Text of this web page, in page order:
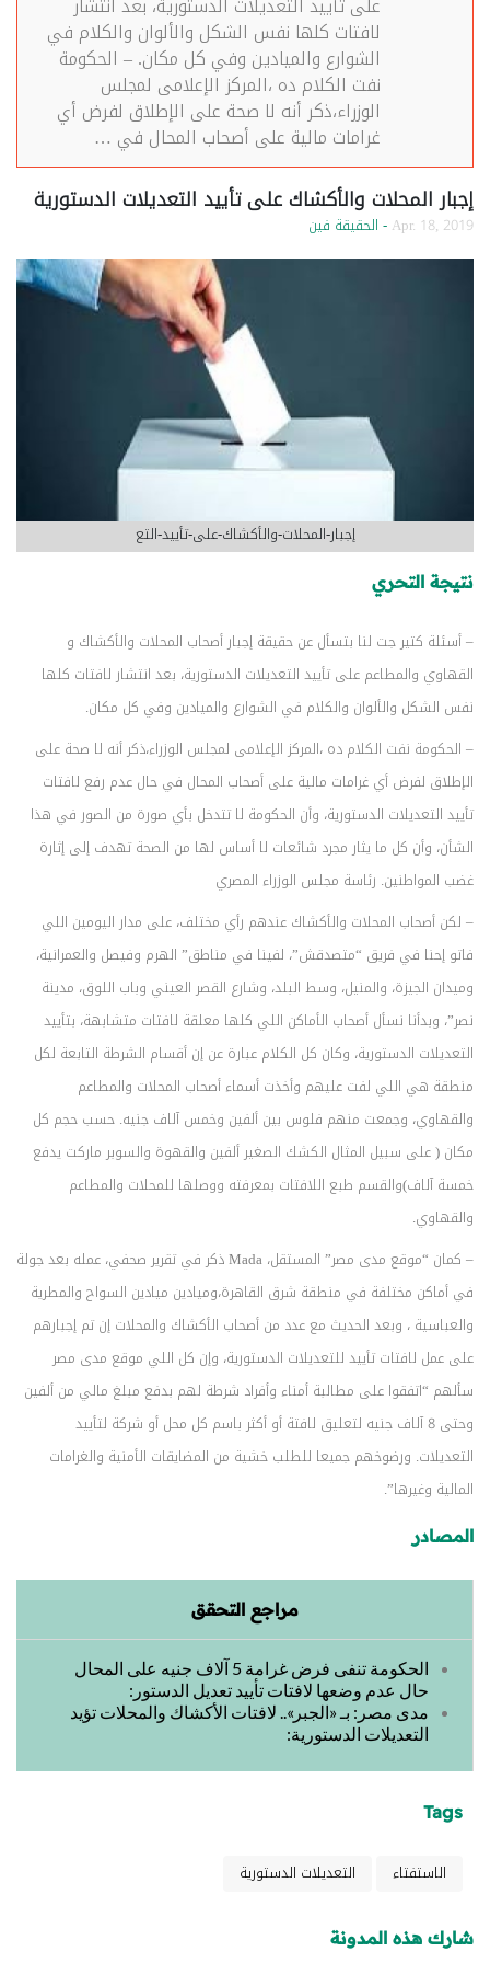
لافتات كلها نفس الشكل والألوان والكلام في
الشوارع والميادين وفي كل مكان. – الحكومة
نفت الكلام ده ،المركز الإعلامى لمجلس
الوزراء،ذكر أنه لا صحة على الإطلاق لفرض أي
غرامات مالية على أصحاب المحال في …
إجبار المحلات والأكشاك على تأييد التعديلات الدستورية
Apr. 18, 2019 - الحقيقة فين
إجبار-المحلات-والأكشاك-على-تأييد-التع
نتيجة التحري
– أسئلة كتير جت لنا بتسأل عن حقيقة إجبار أصحاب المحلات والأكشاك و
القهاوي والمطاعم على تأييد التعديلات الدستورية، بعد انتشار لافتات كلها
نفس الشكل والألوان والكلام في الشوارع والميادين وفي كل مكان.
– الحكومة نفت الكلام ده ،المركز الإعلامى لمجلس الوزراء،ذكر أنه لا صحة على
الإطلاق لفرض أي غرامات مالية على أصحاب المحال في حال عدم رفع لافتات
تأييد التعديلات الدستورية، وأن الحكومة لا تتدخل بأي صورة من الصور في هذا
الشأن، وأن كل ما يثار مجرد شائعات لا أساس لها من الصحة تهدف إلى إثارة
غضب المواطنين. رئاسة مجلس الوزراء المصري
– لكن أصحاب المحلات والأكشاك عندهم رأي مختلف، على مدار اليومين اللي
فاتو إحنا في فريق “متصدقش”، لفينا في مناطق” الهرم وفيصل والعمرانية،
وميدان الجيزة، والمنيل، وسط البلد، وشارع القصر العيني وباب اللوق، مدينة
نصر”، وبدأنا نسأل أصحاب الأماكن اللي كلها معلقة لافتات متشابهة، بتأييد
التعديلات الدستورية، وكان كل الكلام عبارة عن إن أقسام الشرطة التابعة لكل
منطقة هي اللي لفت عليهم وأخذت أسماء أصحاب المحلات والمطاعم
والقهاوي، وجمعت منهم فلوس بين ألفين وخمس آلاف جنيه. حسب حجم كل
مكان ( على سبيل المثال الكشك الصغير ألفين والقهوة والسوبر ماركت يدفع
خمسة آلاف)والقسم طبع اللافتات بمعرفته ووصلها للمحلات والمطاعم
والقهاوي.
– كمان “موقع مدى مصر” المستقل، Mada ذكر في تقرير صحفي، عمله بعد جولة
في أماكن مختلفة في منطقة شرق القاهرة،وميادين ميادين السواح والمطرية
والعباسية ، وبعد الحديث مع عدد من أصحاب الأكشاك والمحلات إن تم إجبارهم
على عمل لافتات تأييد للتعديلات الدستورية، وإن كل اللي موقع مدى مصر
سألهم “اتفقوا على مطالبة أمناء وأفراد شرطة لهم بدفع مبلغ مالي من ألفين
وحتى 8 آلاف جنيه لتعليق لافتة أو أكثر باسم كل محل أو شركة لتأييد
التعديلات. ورضوخهم جميعا للطلب خشية من المضايقات الأمنية والغرامات
المالية وغيرها”.
المصادر
مراجع التحقق
الحكومة تنفى فرض غرامة 5 آلاف جنيه على المحال
حال عدم وضعها لافتات تأييد تعديل الدستور:
مدى مصر: بـ «الجبر».. لافتات الأكشاك والمحلات تؤيد
التعديلات الدستورية:
Tags
الاستفتاء التعديلات الدستورية
شارك هذه المدونة